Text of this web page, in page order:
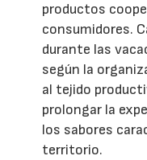
productos
consumidores.
durante las
según la
al tejido
prolongar la
los sabores
territorio.